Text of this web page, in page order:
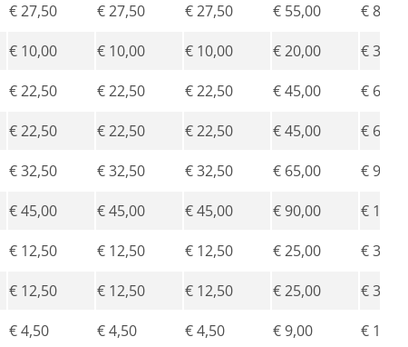
€ 27,50 € 27,50 € 27,50 € 55,00 € 82,50
€ 10,00 € 10,00 € 10,00 € 20,00 € 30,00
€ 22,50 € 22,50 € 22,50 € 45,00 € 67,50
€ 22,50 € 22,50 € 22,50 € 45,00 € 67,50
€ 32,50 € 32,50 € 32,50 € 65,00 € 90,00
€ 45,00 € 45,00 € 45,00 € 90,00 € 110,00
€ 12,50 € 12,50 € 12,50 € 25,00 € 37,50
€ 12,50 € 12,50 € 12,50 € 25,00 € 37,50
€ 4,50 € 4,50 € 4,50 € 9,00 € 13,50